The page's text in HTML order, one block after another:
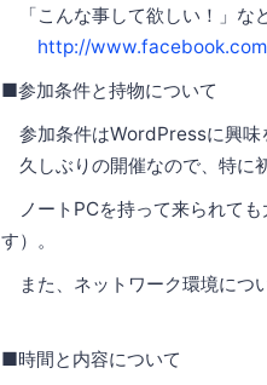
「こんな事して欲しい！」な
http://
■参加条件と持物について
参加条件はWordPressに興味
久しぶりの開催なので、特に
ノートPCを持って来られても
す）。
また、ネットワーク環境につ
■時間と内容について